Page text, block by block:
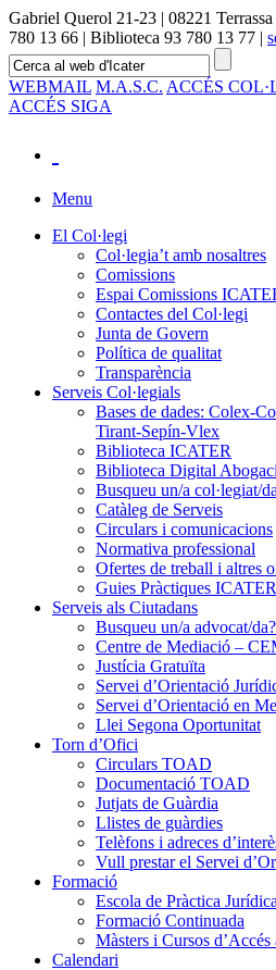
Gabriel Querol 21-23 | 08221 Terrassa
780 13 66 | Biblioteca 93 780 13 77 |
WEBMAIL M.A.S.C. ACCÉS
ACCÉS SIGA
Menu
El Col·legi
Col·legia’t amb nosaltres
Comissions
Espai Comissions
Contactes del Col·legi
Junta de Govern
Política de qualitat
Transparència
Serveis Col·legials
Bases de dades: Colex-
Tirant-Sepín-Vlex
Biblioteca ICATER
Biblioteca Digital
Busqueu un/a col·legiat/
Catàleg de Serveis
Circulars i comunicacions
Normativa professional
Ofertes de treball i altres
Guies Pràctiques ICATER
Serveis als Ciutadans
Busqueu un/a advocat/da?
Centre de Mediació –
Justícia Gratuïta
Servei d’Orientació
Servei d’Orientació en
Llei Segona Oportunitat
Torn d’Ofici
Circulars TOAD
Documentació TOAD
Jutjats de Guàrdia
Llistes de guàrdies
Telèfons i adreces
Vull prestar el Servei
Formació
Escola de Pràctica Jurídica
Formació Continuada
Màsters i Cursos
Calendari